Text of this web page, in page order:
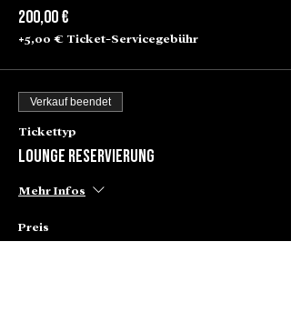
200,00 €
+5,00 € Ticket-Servicegebühr
Verkauf beendet
Tickettyp
Lounge Reservierung
Mehr Infos
Preis